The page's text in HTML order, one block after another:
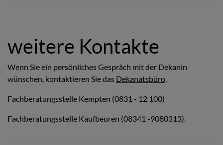
weitere Kontakte
Wenn Sie ein persönliches Gespräch mit der Dekanin
wünschen, kontaktieren Sie das Dekanatsbüro.
Fachberatungsstelle Kempten (0831 - 12 100)
Fachberatungsstelle Kaufbeuren (08341 -9080313).